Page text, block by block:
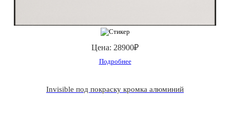
Цена: 28900₽
Подробнее
Invisible под покраску кромка алюминий